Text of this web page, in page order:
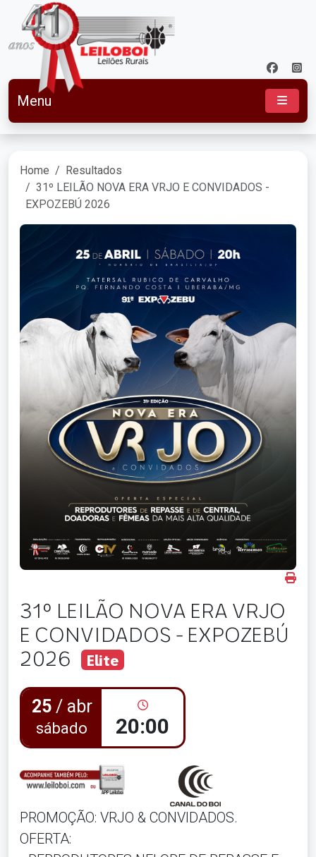
Menu
Home
Resultados
31º LEILÃO NOVA ERA VRJO E CONVIDADOS -
EXPOZEBÚ 2026
31º LEILÃO NOVA ERA VRJO
E CONVIDADOS - EXPOZEBÚ
2026
Elite
25 / abr
sábado 20:00
PROMOÇÃO: VRJO & CONVIDADOS.
OFERTA: